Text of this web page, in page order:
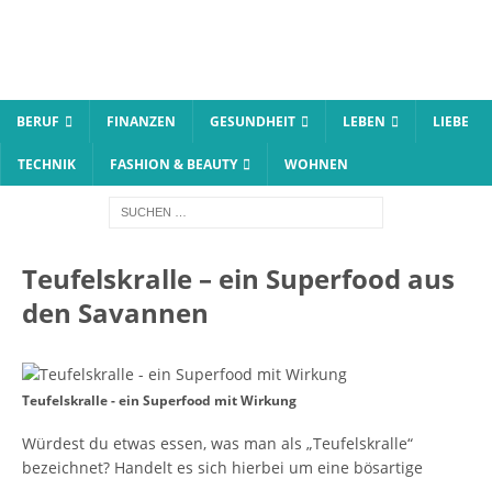
BERUF FINANZEN GESUNDHEIT LEBEN LIEBE
TECHNIK FASHION & BEAUTY WOHNEN
Teufelskralle – ein Superfood aus
den Savannen
Teufelskralle - ein Superfood mit Wirkung
Würdest du etwas essen, was man als „Teufelskralle“
bezeichnet? Handelt es sich hierbei um eine bösartige